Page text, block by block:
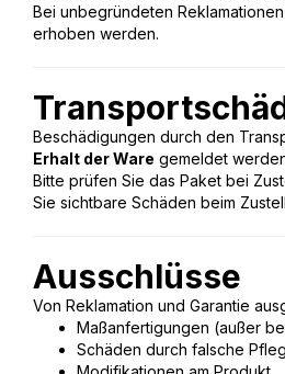
Bei unbegründeten
erhoben werden.
Beschädigungen durch den
Erhalt der Ware gemeldet
Bitte prüfen Sie das Paket bei
Sie sichtbare Schäden beim
Ausschlüsse
Von Reklamation und Garantie
Maßanfertigungen (außer
Schäden durch falsche